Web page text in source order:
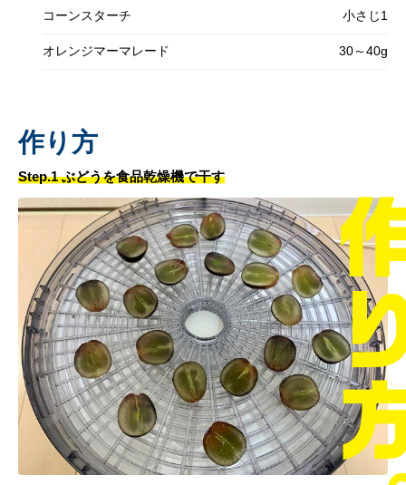
コーンスターチ 小さじ1
オレンジマーマレード 30～40g
作り方
Step.1 ぶどうを食品乾燥機で干す